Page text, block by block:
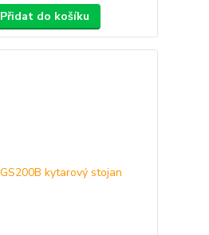
Přidat do košíku